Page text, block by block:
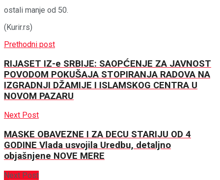
ostali manje od 50.
(Kurir.rs)
Prethodni post
RIJASET IZ-e SRBIJE: SAOPĆENJE ZA JAVNOST
POVODOM POKUŠAJA STOPIRANJA RADOVA NA
IZGRADNJI DŽAMIJE I ISLAMSKOG CENTRA U
NOVOM PAZARU
Next Post
MASKE OBAVEZNE I ZA DECU STARIJU OD 4
GODINE Vlada usvojila Uredbu, detaljno
objašnjene NOVE MERE
Next Post